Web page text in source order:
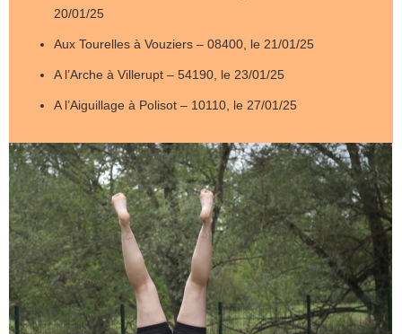
20/01/25
Aux Tourelles à Vouziers – 08400, le 21/01/25
A l’Arche à Villerupt – 54190, le 23/01/25
A l’Aiguillage à Polisot – 10110, le 27/01/25